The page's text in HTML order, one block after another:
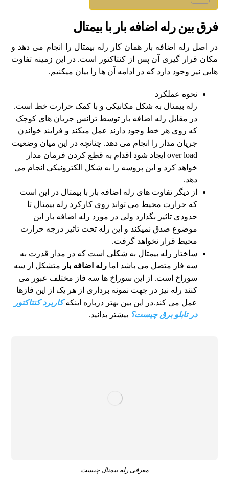
فرق بین رله اضافه بار با بیمتال
در اصل رله اضافه بار همان کار رله بیمتال را انجام می دهد و
مکان قرار گیری آن پس از کنتاکتور است. در این زمینه تفاوت
هایی نیز وجود دارد که در ادامه آن ها را بیان میکنیم.
نحوه عملکرد
رله بیمتال به شکل مکانیکی و با کمک حرارت خط است.
در مقابل رله اضافه بار توسط ترانس جریان های کوچک
که روی هر خط وجود دارند عمل میکند و فرایند خواندن
جریان مدار را انجام می دهد. چنانچه در این میان وضعیت
over load ایجاد شود اقدام به قطع کردن فرمان مدار
خواهد کرد و این پروسه را به شکل الکترونیکی انجام می
دهد.
از دیگر تفاوت های رله اضافه بار با بیمتال در این است
که حرارت محیط می تواند روی کارکرد رله بیمتال تا
حدودی تاثیر بگذارد ولی در مورد رله اضافه بار این
موضوع صدق نمیکند و این رله تحت تاثیر درجه حرارت
محیط قرار نخواهد گرفت.
ساختار رله بیمتال به شکلی است که در مدار قدرت به
سه فاز متصل می باشد امارله اضافه بار متشکل از سه
سوراخ است. از این سوراخ ها سه فاز مختلف عبور می
کنند رله نیز در جهت نمونه برداری از هر یک از این فازها
عمل می کند.در این بین بهتر درباره اینکهکاربرد کنتاکتور
در تابلو برق چیست؟ بیشتر بدانید.
معرفی رله بیمتال چیست